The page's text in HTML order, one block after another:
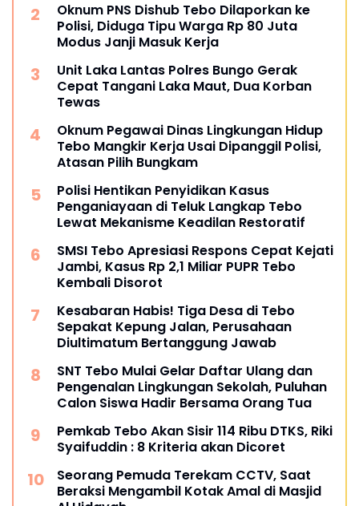
Oknum PNS Dishub Tebo Dilaporkan ke
Polisi, Diduga Tipu Warga Rp 80 Juta
Modus Janji Masuk Kerja
Unit Laka Lantas Polres Bungo Gerak
Cepat Tangani Laka Maut, Dua Korban
Tewas
Oknum Pegawai Dinas Lingkungan Hidup
Tebo Mangkir Kerja Usai Dipanggil Polisi,
Atasan Pilih Bungkam
Polisi Hentikan Penyidikan Kasus
Penganiayaan di Teluk Langkap Tebo
Lewat Mekanisme Keadilan Restoratif
SMSI Tebo Apresiasi Respons Cepat Kejati
Jambi, Kasus Rp 2,1 Miliar PUPR Tebo
Kembali Disorot
Kesabaran Habis! Tiga Desa di Tebo
Sepakat Kepung Jalan, Perusahaan
Diultimatum Bertanggung Jawab
SNT Tebo Mulai Gelar Daftar Ulang dan
Pengenalan Lingkungan Sekolah, Puluhan
Calon Siswa Hadir Bersama Orang Tua
Pemkab Tebo Akan Sisir 114 Ribu DTKS, Riki
Syaifuddin : 8 Kriteria akan Dicoret
Seorang Pemuda Terekam CCTV, Saat
Beraksi Mengambil Kotak Amal di Masjid